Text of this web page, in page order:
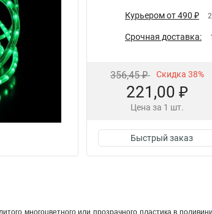
Курьером от 490 ₽
Срочная доставка:
356,45 ₽ Скидка 38%
221,00 ₽
Цена за 1 шт.
Быстрый заказ
многоцветного или прозрачного пластика в